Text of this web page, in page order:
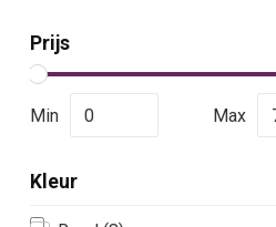
Kleur
Prijs
Min Max